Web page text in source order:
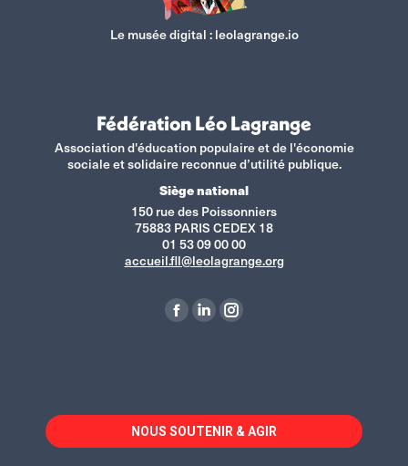
Le musée digital :leolagrange.io
Fédération Léo Lagrange
Association d'éducation populaire et de l'économie
sociale et solidaire reconnue d’utilité publique.
Siège national
150 rue des Poissonniers
75883 PARIS CEDEX 18
01 53 09 00 00
accueil.fll@leolagrange.org
La
dans
une
La
dans
une
La
dans
une
NOUS SOUTENIR & AGIR